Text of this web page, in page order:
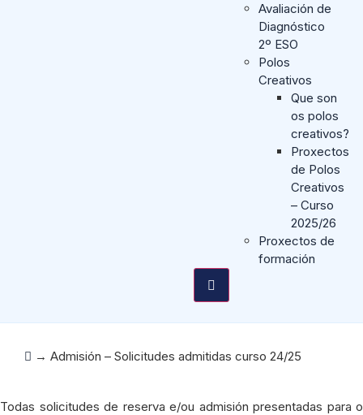
Avaliación de
Diagnóstico
2º ESO
Polos
Creativos
Que son
os polos
creativos?
Proxectos
de Polos
Creativos
– Curso
2025/26
Proxectos de
formación
→ Admisión – Solicitudes admitidas curso 24/25
Todas solicitudes de reserva e/ou admisión presentadas para o